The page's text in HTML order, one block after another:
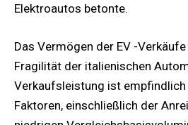
Elektroautos betonte.
Das Vermögen der EV -
Fragilität der italienischen
Verkaufsleistung ist
Faktoren, einschließlich der